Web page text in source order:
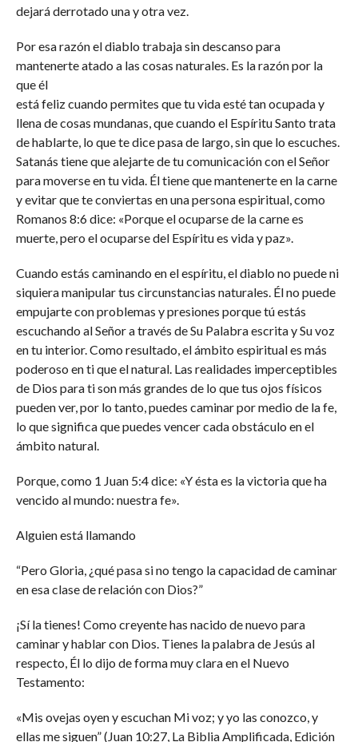
dejará derrotado una y otra vez.
Por esa razón el diablo trabaja sin descanso para
mantenerte atado a las cosas naturales. Es la razón por la
que él
está feliz cuando permites que tu vida esté tan ocupada y
llena de cosas mundanas, que cuando el Espíritu Santo trata
de hablarte, lo que te dice pasa de largo, sin que lo escuches.
Satanás tiene que alejarte de tu comunicación con el Señor
para moverse en tu vida. Él tiene que mantenerte en la carne
y evitar que te conviertas en una persona espiritual, como
Romanos 8:6 dice: «Porque el ocuparse de la carne es
muerte, pero el ocuparse del Espíritu es vida y paz».
Cuando estás caminando en el espíritu, el diablo no puede ni
siquiera manipular tus circunstancias naturales. Él no puede
empujarte con problemas y presiones porque tú estás
escuchando al Señor a través de Su Palabra escrita y Su voz
en tu interior. Como resultado, el ámbito espiritual es más
poderoso en ti que el natural. Las realidades imperceptibles
de Dios para ti son más grandes de lo que tus ojos físicos
pueden ver, por lo tanto, puedes caminar por medio de la fe,
lo que significa que puedes vencer cada obstáculo en el
ámbito natural.
Porque, como 1 Juan 5:4 dice: «Y ésta es la victoria que ha
vencido al mundo: nuestra fe».
Alguien está llamando
“Pero Gloria, ¿qué pasa si no tengo la capacidad de caminar
en esa clase de relación con Dios?”
¡Sí la tienes! Como creyente has nacido de nuevo para
caminar y hablar con Dios. Tienes la palabra de Jesús al
respecto, Él lo dijo de forma muy clara en el Nuevo
Testamento:
«Mis ovejas oyen y escuchan Mi voz; y yo las conozco, y
ellas me siguen” (Juan 10:27, La Biblia Amplificada, Edición